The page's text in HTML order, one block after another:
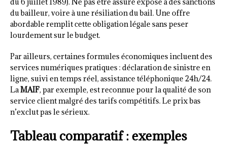
du bailleur, voire à une résiliation du bail. Une offre
abordable remplit cette obligation légale sans peser
lourdement sur le budget.
Par ailleurs, certaines formules économiques incluent des
services numériques pratiques : déclaration de sinistre en
ligne, suivi en temps réel, assistance téléphonique 24h/24.
LaMAIF, par exemple, est reconnue pour la qualité de son
service client malgré des tarifs compétitifs. Le prix bas
n’exclut pas le sérieux.
Tableau comparatif : exemples